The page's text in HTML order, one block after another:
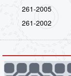
261-2005
261-2002